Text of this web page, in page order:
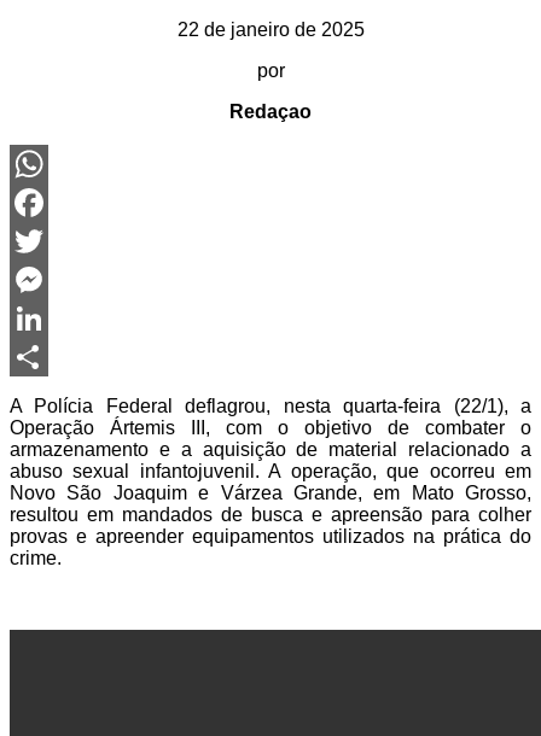
22 de janeiro de 2025
por
Redaçao
WhatsApp
Facebook
Twitter
Messenger
LinkedIn
Share
A Polícia Federal deflagrou, nesta quarta-feira (22/1), a
Operação Ártemis III, com o objetivo de combater o
armazenamento e a aquisição de material relacionado a
abuso sexual infantojuvenil. A operação, que ocorreu em
Novo São Joaquim e Várzea Grande, em Mato Grosso,
resultou em mandados de busca e apreensão para colher
provas e apreender equipamentos utilizados na prática do
crime.